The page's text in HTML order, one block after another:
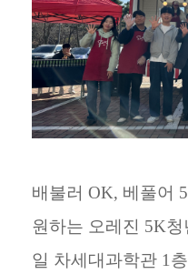
배불러 OK, 베풀어
원하는 오레진 5K
일 차세대과학관 1